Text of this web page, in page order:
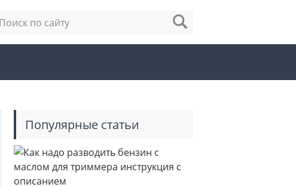
Популярные статьи